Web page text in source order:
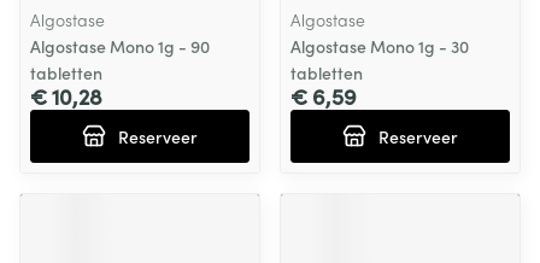
Algostase
Algostase Mono 1g - 90
tabletten
€ 10,28
Reserveer
Algostase
Algostase Mono 1g - 30
tabletten
€ 6,59
Reserveer